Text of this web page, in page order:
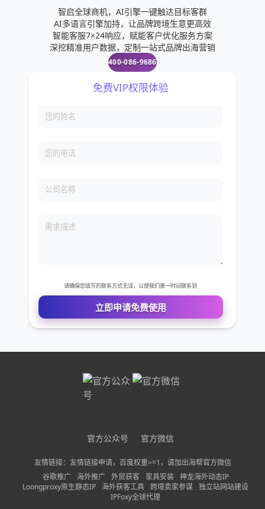
智启全球商机，AI引擎一键触达目标客群
AI多语言引擎加持，让品牌跨境生意更高效
智能客服7×24响应，赋能客户优化服务方案
深挖精准用户数据，定制一站式品牌出海营销
400-086-9686
您的姓名
您的电话
立即申请免费使用
官方公众号 官方微信
友情链接：友情链接申请，百度权重>=1，请加出海帮官方微信
谷歌推广
海外推广 外贸获客 家具安装
神龙海外动态IP
Loongproxy原生静态IP 海外获客工具 跨境卖家参谋 独立站网站建设
IPFoxy全球代理